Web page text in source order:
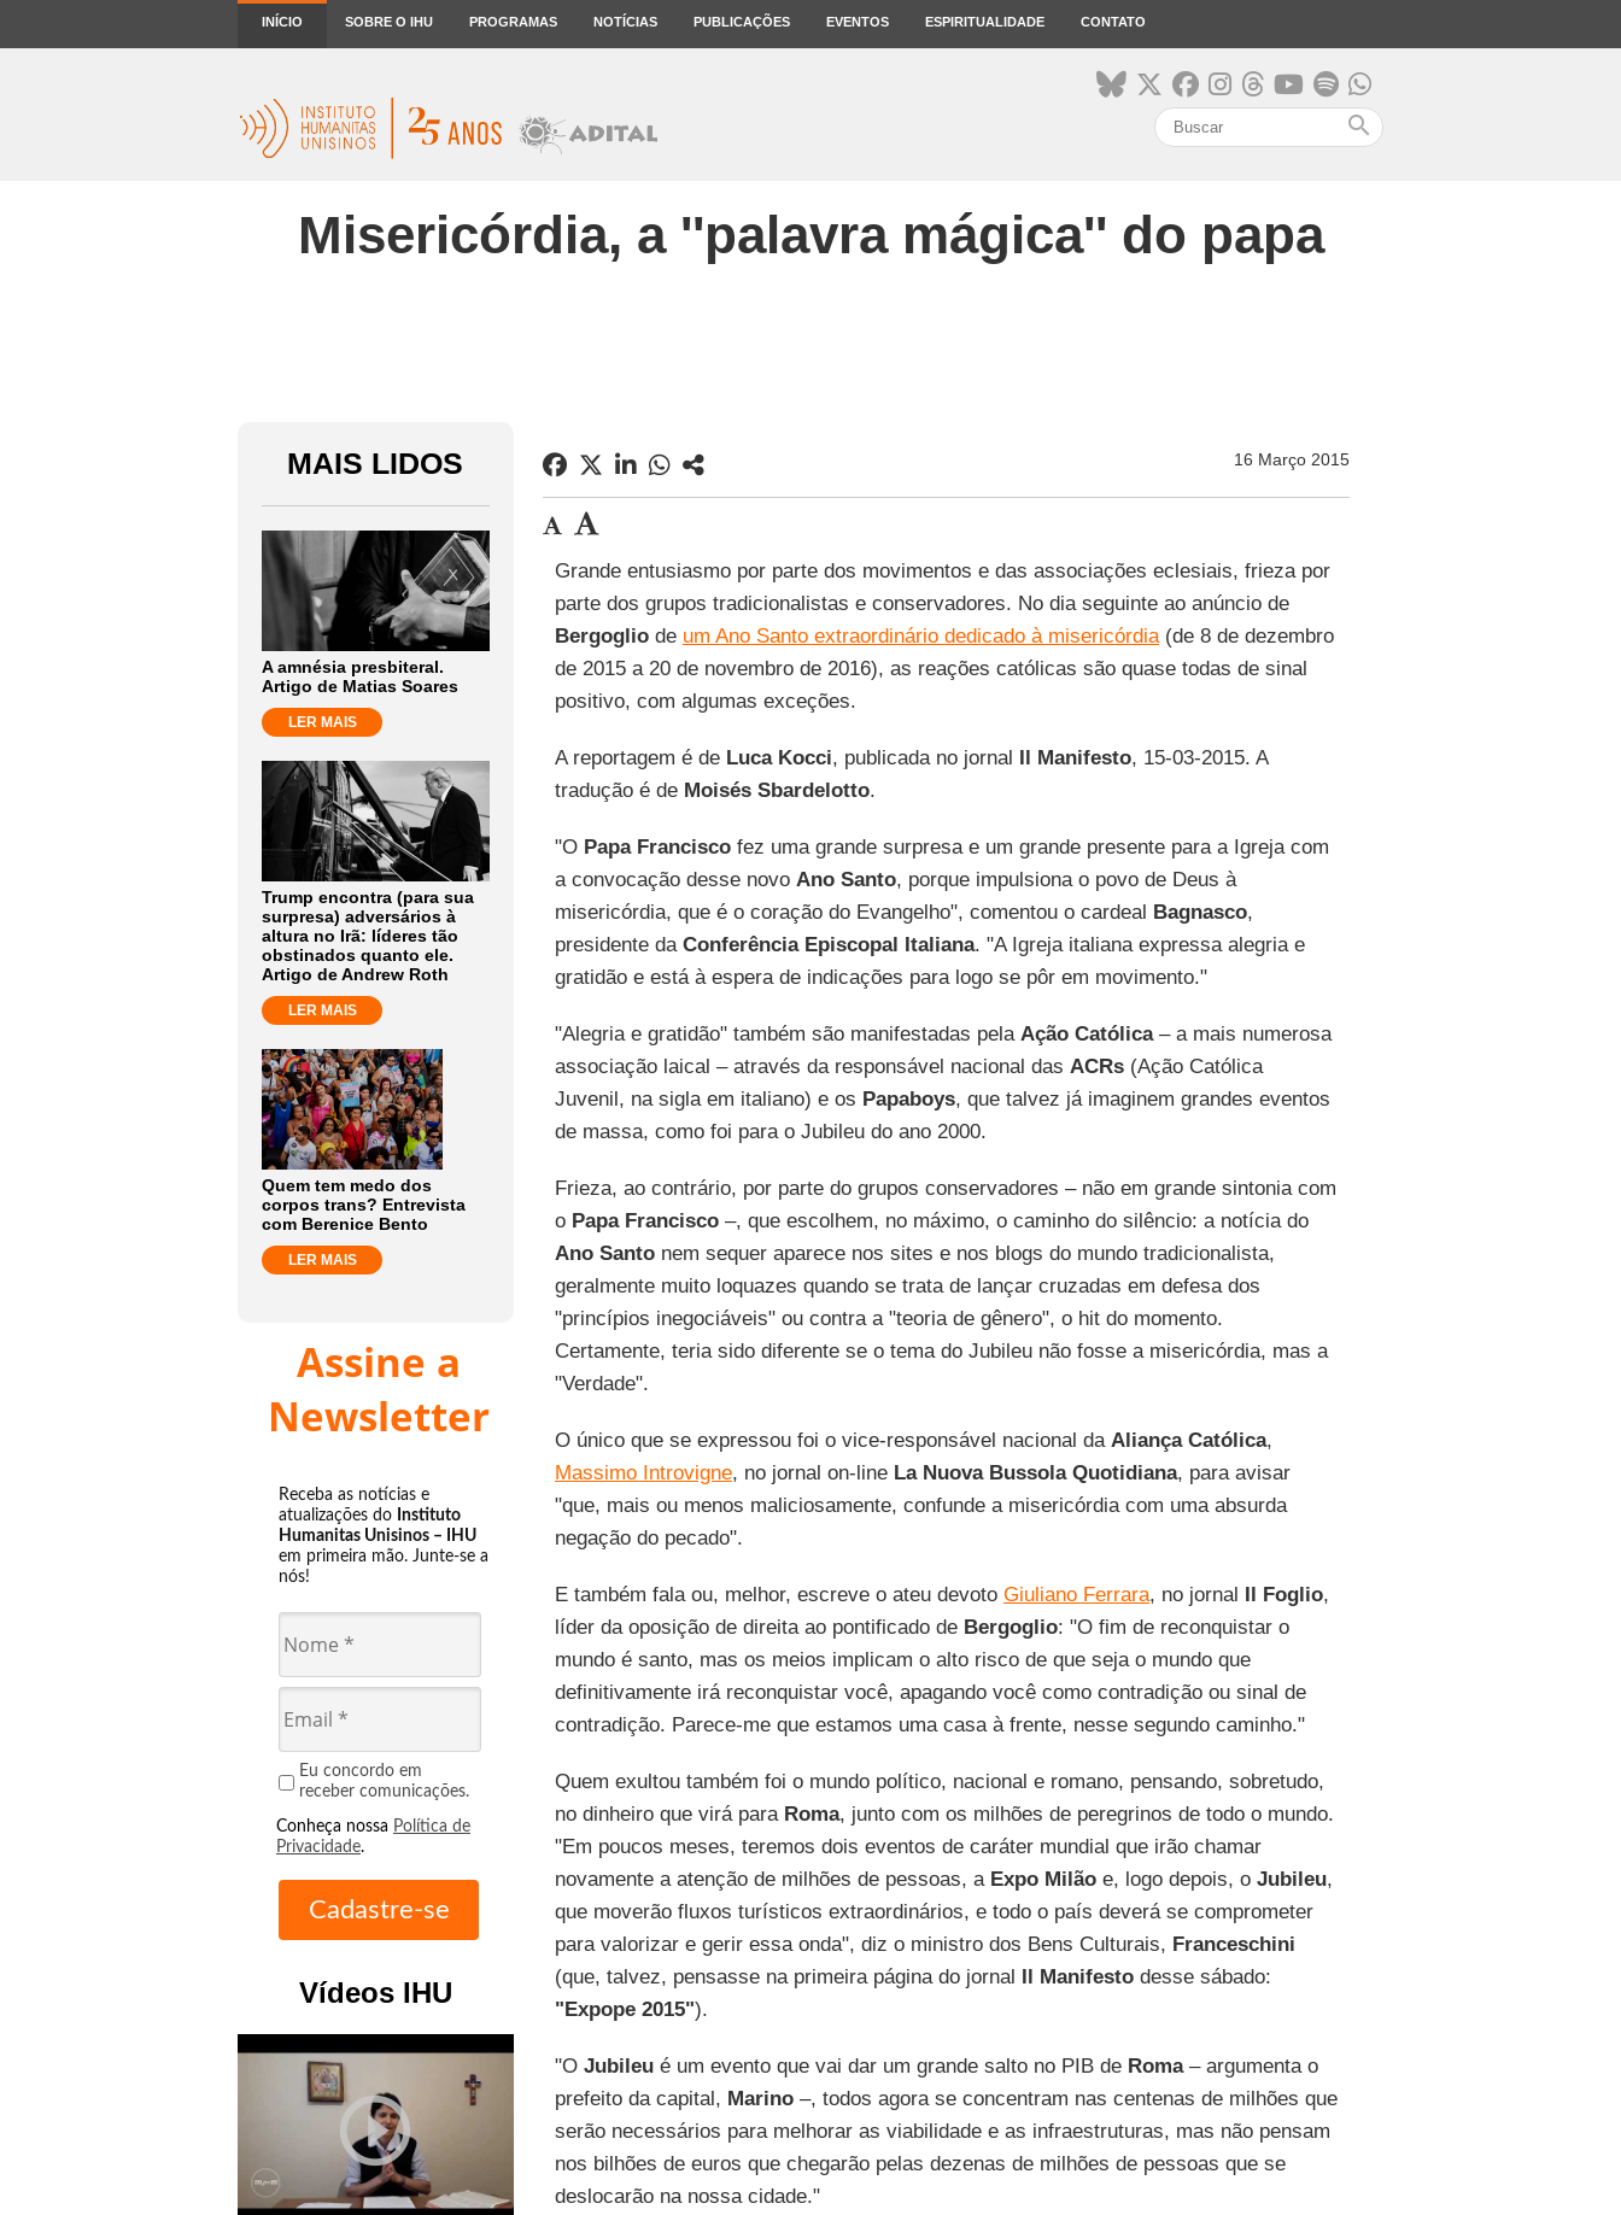
INÍCIO SOBRE O IHU PROGRAMAS NOTÍCIAS PUBLICAÇÕES EVENTOS ESPIRITUALIDADE CONTATO
search
Misericórdia, a ''palavra mágica'' do papa
MAIS LIDOS
A amnésia presbiteral.
Artigo de Matias Soares
LER MAIS
Trump encontra (para sua
surpresa) adversários à
altura no Irã: líderes tão
obstinados quanto ele.
Artigo de Andrew Roth
LER MAIS
Quem tem medo dos
corpos trans? Entrevista
com Berenice Bento
LER MAIS
Assine a
Newsletter
Receba as notícias e
atualizações do Instituto
Humanitas Unisinos – IHU
em primeira mão. Junte-se a
nós!
Eu concordo em
receber comunicações.
Conheça nossa Política de
Privacidade.
Vídeos IHU
play_circle_outline
16 Março 2015
Grande entusiasmo por parte dos movimentos e das associações eclesiais, frieza por
parte dos grupos tradicionalistas e conservadores. No dia seguinte ao anúncio de
Bergogliode um Ano Santo extraordinário dedicado à misericórdia(de 8 de dezembro
de 2015 a 20 de novembro de 2016), as reações católicas são quase todas de sinal
positivo, com algumas exceções.
A reportagem é de Luca Kocci, publicada no jornal Il Manifesto, 15-03-2015. A
tradução é de Moisés Sbardelotto.
"O Papa Franciscofez uma grande surpresa e um grande presente para a Igreja com
a convocação desse novo Ano Santo, porque impulsiona o povo de Deus à
misericórdia, que é o coração do Evangelho", comentou o cardeal Bagnasco,
presidente da Conferência Episcopal Italiana. "A Igreja italiana expressa alegria e
gratidão e está à espera de indicações para logo se pôr em movimento."
"Alegria e gratidão" também são manifestadas pela Ação Católica– a mais numerosa
associação laical – através da responsável nacional das ACRs(Ação Católica
Juvenil, na sigla em italiano) e os Papaboys, que talvez já imaginem grandes eventos
de massa, como foi para o Jubileu do ano 2000.
Frieza, ao contrário, por parte do grupos conservadores – não em grande sintonia com
o Papa Francisco–, que escolhem, no máximo, o caminho do silêncio: a notícia do
Ano Santonem sequer aparece nos sites e nos blogs do mundo tradicionalista,
geralmente muito loquazes quando se trata de lançar cruzadas em defesa dos
"princípios inegociáveis" ou contra a "teoria de gênero", o hit do momento.
Certamente, teria sido diferente se o tema do Jubileu não fosse a misericórdia, mas a
"Verdade".
O único que se expressou foi o vice-responsável nacional da Aliança Católica,
Massimo Introvigne, no jornal on-line La Nuova Bussola Quotidiana, para avisar
"que, mais ou menos maliciosamente, confunde a misericórdia com uma absurda
negação do pecado".
E também fala ou, melhor, escreve o ateu devoto Giuliano Ferrara, no jornal Il Foglio,
líder da oposição de direita ao pontificado de Bergoglio: "O fim de reconquistar o
mundo é santo, mas os meios implicam o alto risco de que seja o mundo que
definitivamente irá reconquistar você, apagando você como contradição ou sinal de
contradição. Parece-me que estamos uma casa à frente, nesse segundo caminho."
Quem exultou também foi o mundo político, nacional e romano, pensando, sobretudo,
no dinheiro que virá para Roma, junto com os milhões de peregrinos de todo o mundo.
"Em poucos meses, teremos dois eventos de caráter mundial que irão chamar
novamente a atenção de milhões de pessoas, a Expo Milãoe, logo depois, o Jubileu,
que moverão fluxos turísticos extraordinários, e todo o país deverá se comprometer
para valorizar e gerir essa onda", diz o ministro dos Bens Culturais, Franceschini
(que, talvez, pensasse na primeira página do jornal Il Manifestodesse sábado:
"Expope 2015").
"O Jubileué um evento que vai dar um grande salto no PIB de Roma– argumenta o
prefeito da capital, Marino–, todos agora se concentram nas centenas de milhões que
serão necessários para melhorar as viabilidade e as infraestruturas, mas não pensam
nos bilhões de euros que chegarão pelas dezenas de milhões de pessoas que se
deslocarão na nossa cidade."